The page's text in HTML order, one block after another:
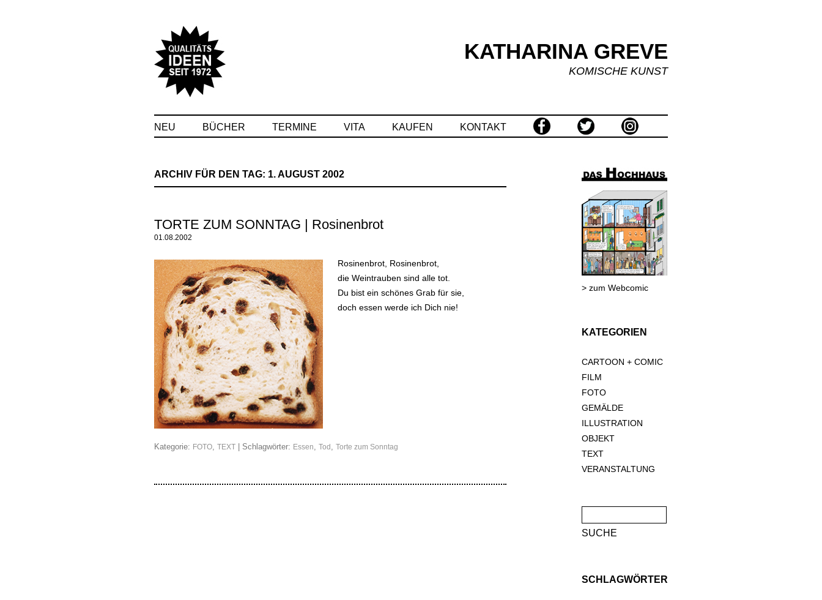
KATHARINA GREVE
KOMISCHE KUNST
NEU BÜCHER TERMINE VITA KAUFEN KONTAKT
ARCHIV FÜR DEN TAG: 1. AUGUST 2002
TORTE ZUM SONNTAG | Rosinenbrot
01.08.2002
Rosinenbrot, Rosinenbrot,
die Weintrauben sind alle tot.
Du bist ein schönes Grab für sie,
doch essen werde ich Dich nie!
Kategorie: FOTO, TEXT | Schlagwörter: Essen, Tod , Torte zum Sonntag
> zum Webcomic
KATEGORIEN
CARTOON + COMIC
FILM
FOTO
GEMÄLDE
ILLUSTRATION
OBJEKT
TEXT
VERANSTALTUNG
nach:
SCHLAGWÖRTER